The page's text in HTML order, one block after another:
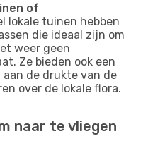
of
lokale tuinen hebben
die ideaal zijn om
weer geen
Ze bieden ook een
de drukte van de
over de lokale flora.
naar te vliegen